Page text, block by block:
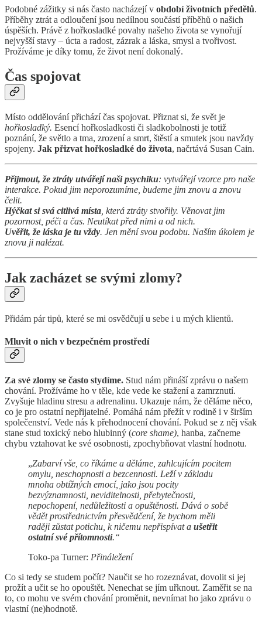
Podobné zážitky si nás často nacházejí v období životních předělů.
Příběhy ztrát a odloučení jsou nedílnou součástí příběhů o našich
úspěších. Právě z hořkosladké povahy našeho života se vynořují
nejvyšší stavy – úcta a radost, zázrak a láska, smysl a tvořivost.
Prožíváme je díky tomu, že život není dokonalý.
Čas spojovat
Místo oddělování přichází čas spojovat. Přiznat si, že svět je
hořkosladký. Esencí hořkosladkosti či sladkobolnosti je totiž
poznání, že světlo a tma, zrození a smrt, štěstí a smutek jsou navždy
spojeny. Jak přizvat hořkosladké do života, načrtává Susan Cain.
Přijmout, že ztráty utvářejí naši psychiku: vytvářejí vzorce pro naše
interakce. Pokud jim neporozumíme, budeme jim znovu a znovu
čelit.
Hýčkat si svá citlivá místa , která ztráty stvořily. Věnovat jim
pozornost, péči a čas. Neutíkat před nimi a od nich.
Uvěřit, že láska je tu vždy. Jen mění svou podobu. Naším úkolem je
znovu ji nalézat.
Jak zacházet se svými zlomy?
Přidám pár tipů, které se mi osvědčují u sebe i u mých klientů.
Mluvit o nich v bezpečném prostředí
Za své zlomy se často stydíme. Stud nám přináší zprávu o našem
chování. Prožíváme ho v těle, kde vede ke stažení a zamrznutí.
Zvyšuje hladinu stresu a adrenalinu. Ukazuje nám, že děláme něco,
co je pro ostatní nepřijatelné. Pomáhá nám přežít v rodině i v širším
společenství. Vede nás k přehodnocení chování. Pokud se z něj však
stane stud toxický nebo hlubinný (core shame), hanba, začneme
chybu vztahovat ke své osobnosti, zpochybňovat vlastní hodnotu.
„Zabarví vše, co říkáme a děláme, zahlcujícím pocitem
omylu, neschopnosti a bezcennosti. Leží v základu
mnoha obtížných emocí, jako jsou pocity
bezvýznamnosti, neviditelnosti, přebytečnosti,
nepochopení, nedůležitosti a opuštěnosti. Dává o sobě
vědět prostřednictvím přesvědčení, že bychom měli
raději zůstat potichu, k ničemu nepřispívat a ušetřit
ostatní své přítomnosti.“
Toko-pa Turner: Přináležení
Co si tedy se studem počít? Naučit se ho rozeznávat, dovolit si jej
prožít a učit se ho opouštět. Nenechat se jím uřknout. Zaměřit se na
to, co mohu ve svém chování proměnit, nevnímat ho jako zprávu o
vlastní (ne)hodnotě.